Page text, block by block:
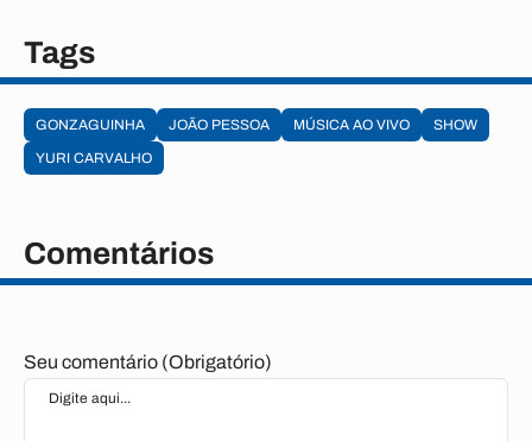
Tags
GONZAGUINHA JOÃO PESSOA MÚSICA AO VIVO
SHOW
YURI CARVALHO
Comentários
Seu comentário (Obrigatório)